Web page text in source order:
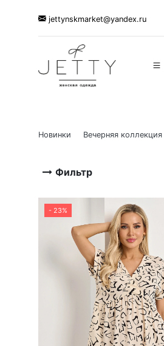
jettynskmarket@yandex.ru
Новинки Вечерняя коллекция
Фильтр
- 23%